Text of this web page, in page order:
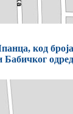
код